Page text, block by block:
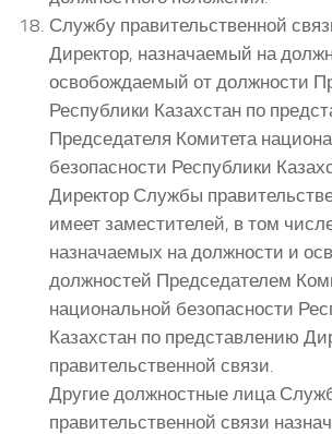
Службу правительственной
Директор, назначаемый на
освобождаемый от должности
Республики Казахстан по
Председателя Комитета
безопасности Республики
Директор Службы
имеет заместителей, в том
назначаемых на должности и
должностей Председателем
национальной безопасности
Казахстан по представлению
правительственной связи.
Другие должностные лица
правительственной связи